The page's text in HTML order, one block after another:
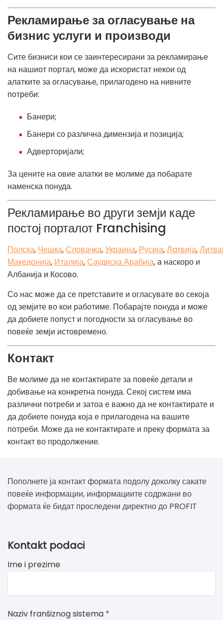
Рекламирање за огласување на
бизнис услуги и производи
Сите бизниси кои се заинтересирани за рекламирање
на нашиот портал, може да искористат некои од
алатките за огласување, прилагодено на нивните
потреби:
Банери;
Банери со различна димензија и позиција;
Адверторијали;
За цените на овие алатки ве молиме да побарате
наменска понуда.
Рекламирање во други земји каде
постој порталот Franchising
Полска, Чешка,Словачка,Украина, Русија,Лaтвија,
Македонија, Италија,Саудиска Арабија, а наскоро и
Албанија и Косово.
Со нас може да се претставите и огласувате во секоја
од земјите во кои работиме. Побарајте понуда и може
да добиете попуст и погодности за огласување во
повеќе земји истовремено.
Контакт
Ве молиме да не контактирате за повеќе детали и
добивање на конкретна понуда. Секој систем има
различни потреби и затоа е важно да не контактирате и
да добиете понуда која е прилагодена на вашите
потреби. Може да не контактирате и преку формата за
контакт во продолжение.
Пополнете ја контакт формата подолу доколку сакате
повеќе информации, информациите содржани во
формата ќе бидат проследени директно до PROFIT
Kontakt podaci
Ime i prezime
Naziv franšiznog sistema *
If
see
leave
form